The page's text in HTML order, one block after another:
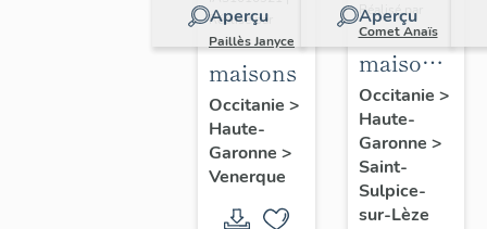
Aperçu
Réalisé par
Paillès Janyce
maisons
Occitanie >
Haute-
Garonne >
Venerque
Aperçu
Réalisé par
Comet Anaïs
maisons
de la
bastide
Occitanie >
Haute-
Garonne >
Saint-
Sulpice-
sur-Lèze